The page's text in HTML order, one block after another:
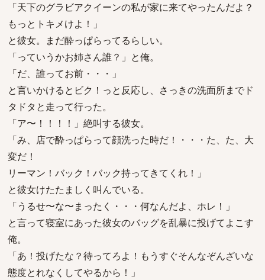
「天下のグラビアクイーンの私が家に来てやったんだよ？
もっとトキメけよ！」
と彼女。まだ酔っぱらってるらしい。
「っていうかお姉さん誰？」と俺。
「だ、誰ってお前・・・」
と言いかけるとビク！っと反応し、さっきの洗面所までド
タドタと走って行った。
「ア〜！！！！」絶叫する彼女。
「み、店で酔っぱらって顔洗った時だ！・・・た、た、大
変だ！
リーマン！バック！バック持ってきてくれ！」
と彼女けたたましく叫んでいる。
「うるせ〜な〜まったく・・・何なんだよ、ホレ！」
と言って寝室にあった彼女のバッグを乱暴に投げてよこす
俺。
「あ！投げたな？待ってろよ！もうすぐそんなぞんざいな
態度とれなくしてやるから！」